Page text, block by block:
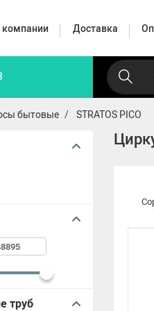
Доставка
насосы
бытовые STRATOS PICO
труб